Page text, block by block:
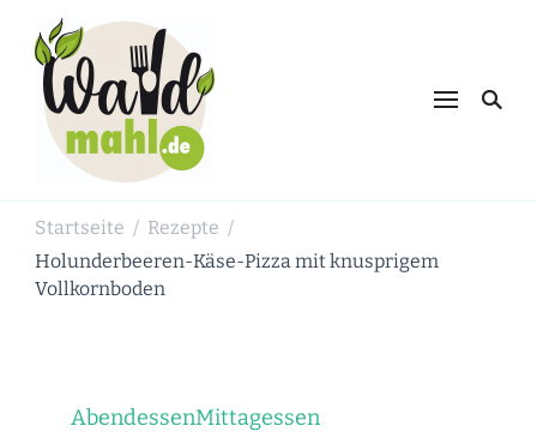
Schnabulieren, was die Natur einem
Startseite / Rezepte /
Holunderbeeren-Käse-Pizza mit knusprigem
Vollkornboden
AbendessenMittagessen